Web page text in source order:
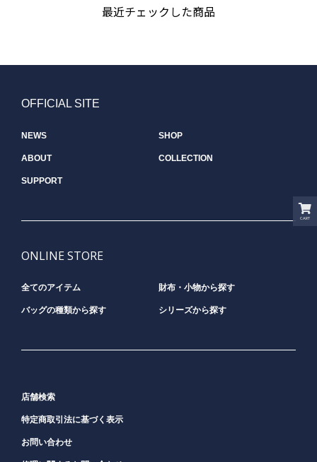
CART
最近チェックした商品
OFFICIAL SITE
NEWS SHOP
ABOUT COLLECTION
SUPPORT
ONLINE STORE
全てのアイテム 財布・小物から探す
バッグの種類から探す シリーズから探す
店舗検索
特定商取引法に基づく表示
お問い合わせ